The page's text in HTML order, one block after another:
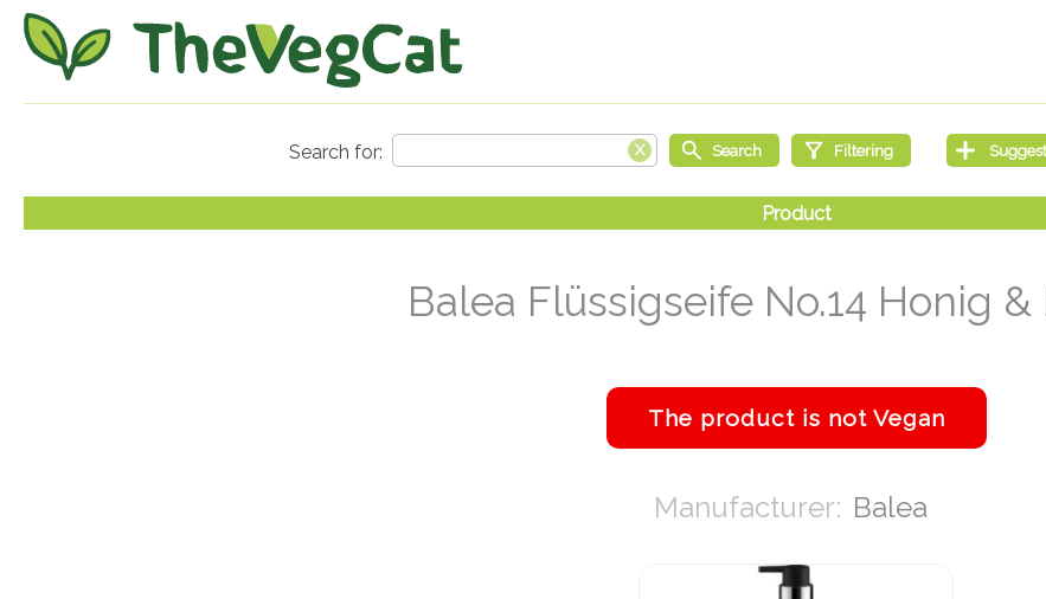
Balea Flüssigseife No.14 Honig
Balea